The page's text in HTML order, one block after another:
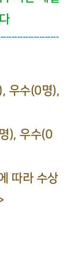
우수(0명),
), 우수(0
따라 수상